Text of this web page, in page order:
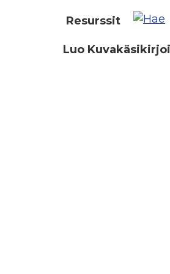
Resurssit
Luo